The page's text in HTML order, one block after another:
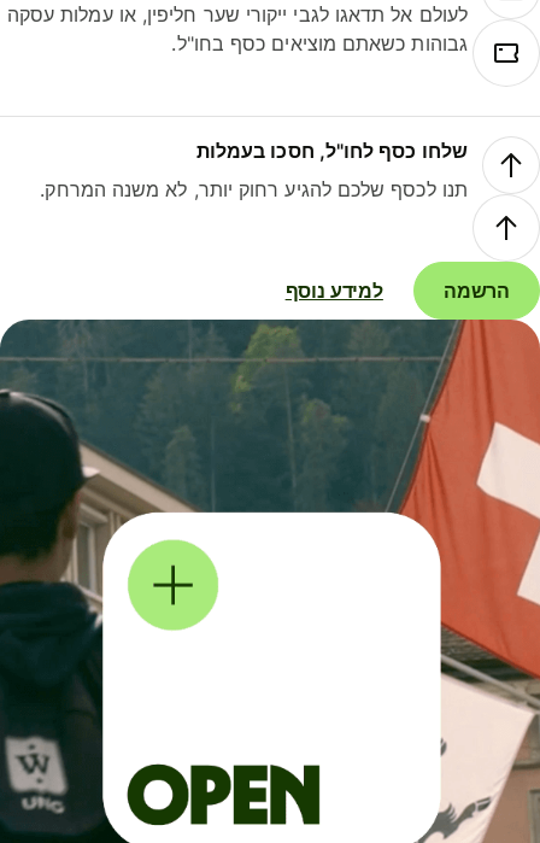
לעולם אל תדאגו לגבי ייקורי שער חליפין, או עמלות עסקה
גבוהות כשאתם מוציאים כסף בחו"ל.
שלחו כסף לחו"ל, חסכו בעמלות
תנו לכסף שלכם להגיע רחוק יותר, לא משנה המרחק.
הרשמה למידע נוסף